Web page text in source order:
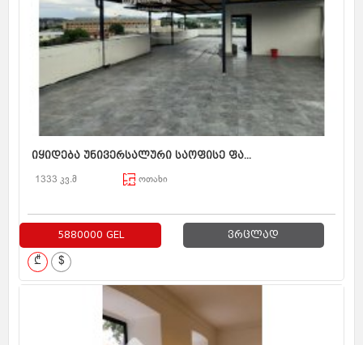
იყიდება უნივერსალური საოფისე ფა...
1333 კვ.მ ოთახი
5880000 GEL ვრცლად
₾ $